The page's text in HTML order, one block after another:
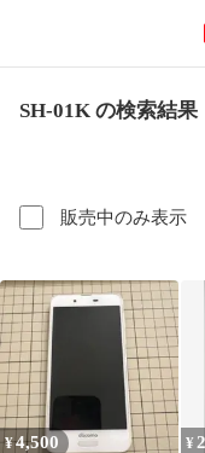
SH-01K の検索結果
販売中のみ表示
¥4,500 ¥